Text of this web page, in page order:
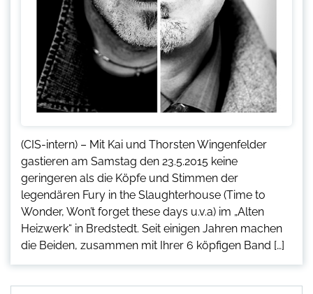
(CIS-intern) – Mit Kai und Thorsten Wingenfelder
gastieren am Samstag den 23.5.2015 keine
geringeren als die Köpfe und Stimmen der
legendären Fury in the Slaughterhouse (Time to
Wonder, Won’t forget these days u.v.a) im „Alten
Heizwerk“ in Bredstedt. Seit einigen Jahren machen
die Beiden, zusammen mit Ihrer 6 köpfigen Band […]